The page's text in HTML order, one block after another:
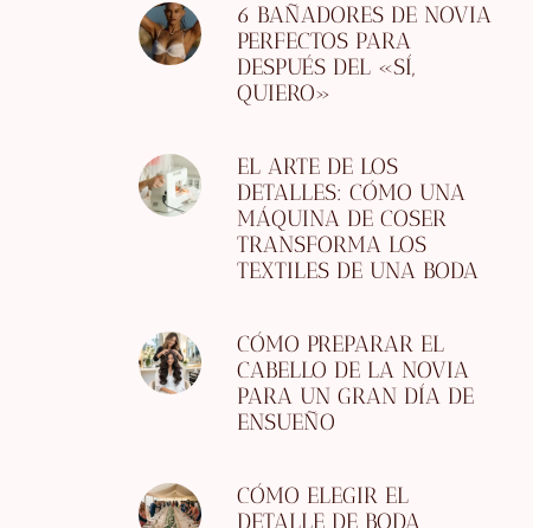
6 BAÑADORES DE NOVIA
PERFECTOS PARA
DESPUÉS DEL «SÍ,
QUIERO»
EL ARTE DE LOS
DETALLES: CÓMO UNA
MÁQUINA DE COSER
TRANSFORMA LOS
TEXTILES DE UNA BODA
CÓMO PREPARAR EL
CABELLO DE LA NOVIA
PARA UN GRAN DÍA DE
ENSUEÑO
CÓMO ELEGIR EL
DETALLE DE BODA